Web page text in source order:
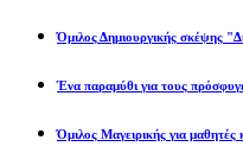
Όμιλος Δημιουργικής σκέψης
Ένα παραμύθι για τους
Όμιλος Μαγειρικής για μαθητές